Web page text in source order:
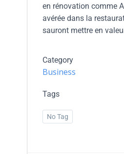
en rénovation comme
avérée dans la
sauront mettre en
Category
Business
Tags
No Tag